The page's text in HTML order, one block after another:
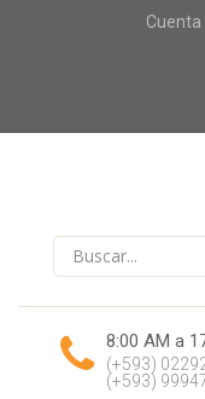
Cuenta
8:00 AM a
(+593)
(+593)